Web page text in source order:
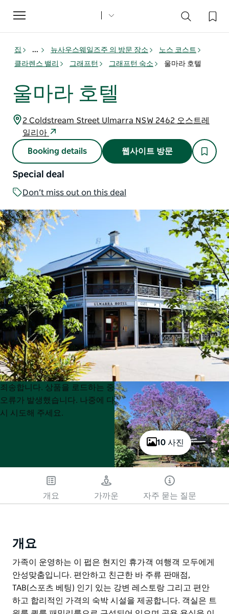
Toggle
navigation
집 ... 뉴사우스웨일즈주 의 방문 장소
노스 코스트
클라렌스 밸리
그래프턴 그래프턴 숙소 울마라 호텔
울마라 호텔
2 Coldstream Street Ulmarra NSW 2462 오스트레
일리아
Booking details 웹사이트 방문
Special deal
Don’t miss out on this deal
10 사진
Product
List
Product
List
죄송합니다. 상품을 로드하는 중
오류가 발생했습니다. 나중에 다
시 시도해 주세요.
개요 가까운 자주 묻는 질문
개요
가족이 운영하는 이 펍은 현지인 휴가객 여행객 모두에게
안성맞춤입니다. 편안하고 친근한 바 주류 판매점,
TAB(스포츠 베팅) 인기 있는 강변 레스토랑 그리고 편안
하고 합리적인 가격의 숙박 시설을 제공합니다. 객실은 트